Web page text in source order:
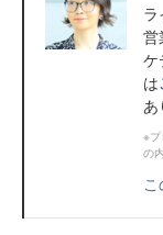
営
ケ
は
あ
※プ
の